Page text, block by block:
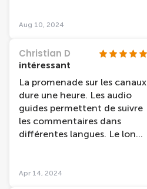
Aug 10, 2024
Christian D
intéressant
La promenade sur les canaux
dure une heure. Les audio
guides permettent de suivre
les commentaires dans
différentes langues. Le long
la ville et des monuments
Apr 14, 2024